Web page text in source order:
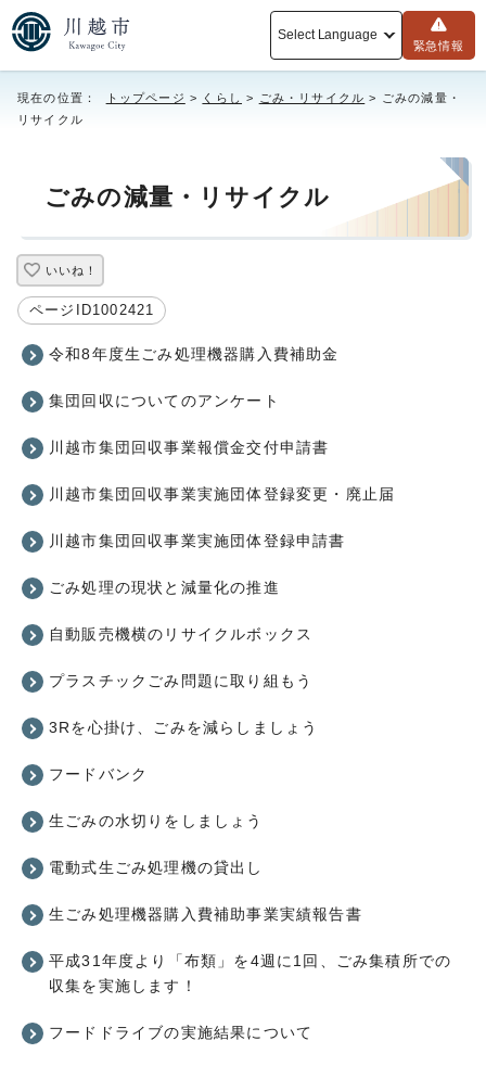
Select Language
緊急情報
現在の位置： トップページ > くらし > ごみ・リサイクル > ごみの減量・
リサイクル
ごみの減量・リサイクル
いいね！
ページID1002421
令和8年度生ごみ処理機器購入費補助金
集団回収についてのアンケート
川越市集団回収事業報償金交付申請書
川越市集団回収事業実施団体登録変更・廃止届
川越市集団回収事業実施団体登録申請書
ごみ処理の現状と減量化の推進
自動販売機横のリサイクルボックス
プラスチックごみ問題に取り組もう
3Rを心掛け、ごみを減らしましょう
フードバンク
生ごみの水切りをしましょう
電動式生ごみ処理機の貸出し
生ごみ処理機器購入費補助事業実績報告書
平成31年度より「布類」を4週に1回、ごみ集積所での
収集を実施します！
フードドライブの実施結果について